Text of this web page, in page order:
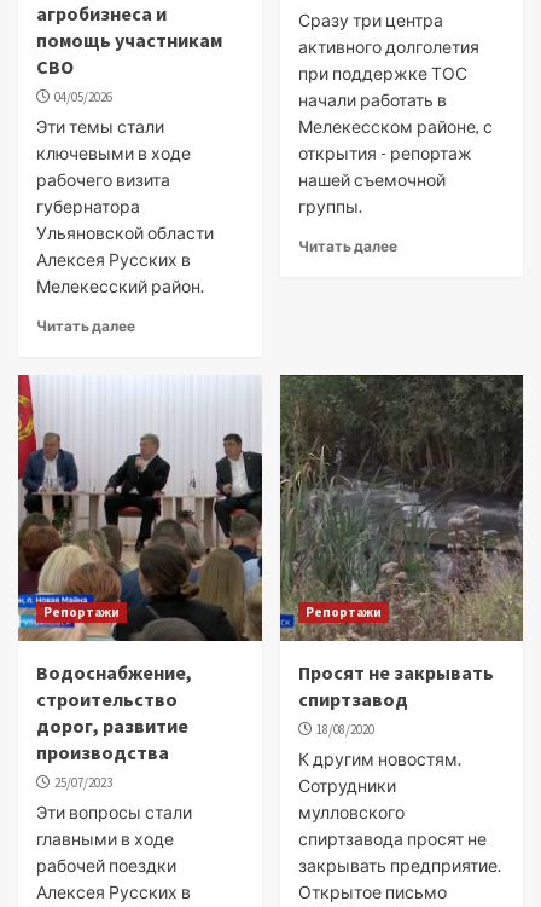
агробизнеса и
помощь участникам
СВО
04/05/2026
Эти темы стали
ключевыми в ходе
рабочего визита
губернатора
Ульяновской области
Алексея Русских в
Мелекесский район.
Читать далее
Сразу три центра
активного долголетия
при поддержке ТОС
начали работать в
Мелекесском районе, с
открытия - репортаж
нашей съемочной
группы.
Читать далее
Репортажи
Водоснабжение,
строительство
дорог, развитие
производства
25/07/2023
Эти вопросы стали
главными в ходе
рабочей поездки
Алексея Русских в
Репортажи
Просят не закрывать
спиртзавод
18/08/2020
К другим новостям.
Сотрудники
мулловского
спиртзавода просят не
закрывать предприятие.
Открытое письмо